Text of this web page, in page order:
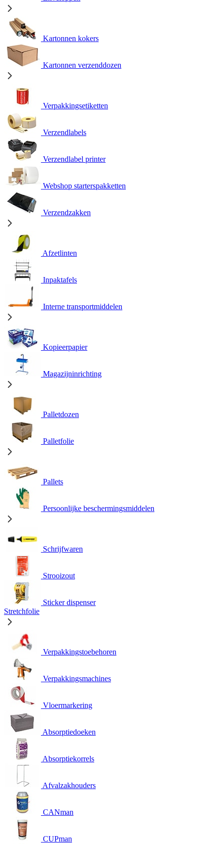
Kartonnen kokers
Kartonnen verzenddozen
Verpakkingsetiketten
Verzendlabels
Verzendlabel printer
Webshop starterspakketten
Verzendzakken
Afzetlinten
Inpaktafels
Interne transportmiddelen
Kopieerpapier
Magazijninrichting
Palletdozen
Palletfolie
Pallets
Persoonlijke beschermingsmiddelen
Schrijfwaren
Strooizout
Sticker dispenser
Stretchfolie
Verpakkingstoebehoren
Verpakkingsmachines
Vloermarkering
Absorptiedoeken
Absorptiekorrels
Afvalzakhouders
CANman
CUPman